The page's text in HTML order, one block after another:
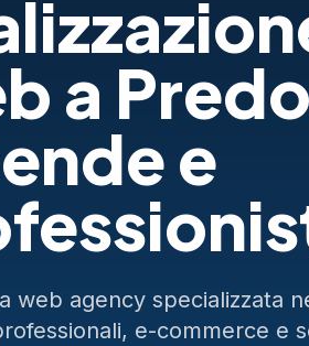
a
e
web agency specializzata
e-commerce e